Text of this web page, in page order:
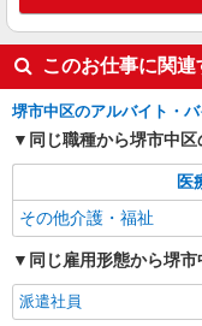
このお仕事に関
堺市中区のアルバイト・
同じ職種から堺市中
医
その他介護・福祉
同じ雇用形態から堺
派遣社員